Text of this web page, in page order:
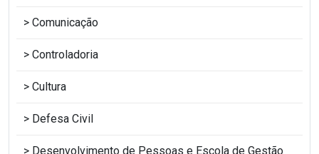
Comunicação
Controladoria
Cultura
Defesa Civil
Desenvolvimento de Pessoas e Escola de Gestão